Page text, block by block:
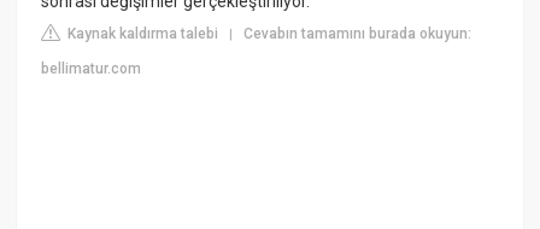
Kaynak kaldırma talebi |Cevabın tamamını burada okuyun:
bellimatur.com